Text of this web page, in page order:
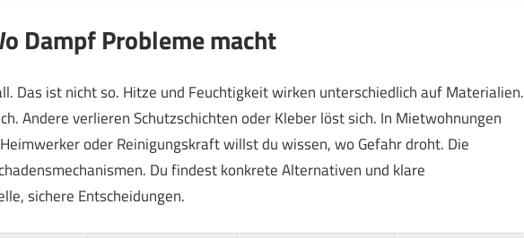
Dampf Probleme macht
Das ist nicht so. Hitze und Feuchtigkeit wirken unterschiedlich auf Materialien.
Andere verlieren Schutzschichten oder Kleber löst sich. In Mietwohnungen
oder Reinigungskraft willst du wissen, wo Gefahr droht. Die
Du findest konkrete Alternativen und klare
sichere Entscheidungen.